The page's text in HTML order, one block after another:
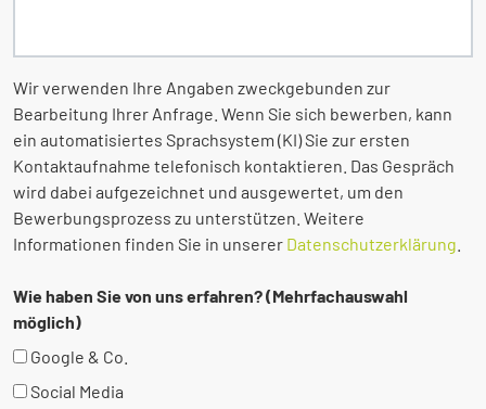
Wir verwenden Ihre Angaben zweckgebunden zur
Bearbeitung Ihrer Anfrage. Wenn Sie sich bewerben, kann
ein automatisiertes Sprachsystem (KI) Sie zur ersten
Kontaktaufnahme telefonisch kontaktieren. Das Gespräch
wird dabei aufgezeichnet und ausgewertet, um den
Bewerbungsprozess zu unterstützen. Weitere
Informationen finden Sie in unserer Datenschutzerklärung
Wie haben Sie von uns erfahren? (Mehrfachauswahl
möglich)
Google & Co.
Social Media